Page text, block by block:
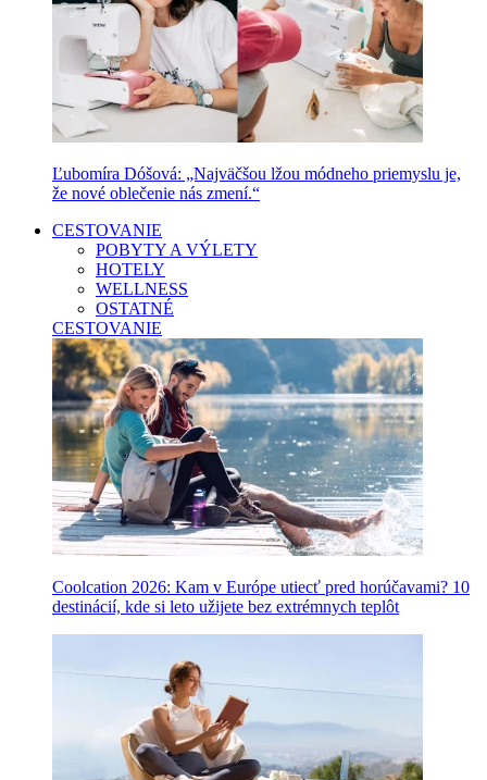
Ľubomíra Dóšová: „Najväčšou lžou módneho priemyslu je,
že nové oblečenie nás zmení.“
CESTOVANIE
POBYTY A VÝLETY
HOTELY
WELLNESS
OSTATNÉ
CESTOVANIE
Coolcation 2026: Kam v Európe utiecť pred horúčavami? 10
destinácií, kde si leto užijete bez extrémnych teplôt